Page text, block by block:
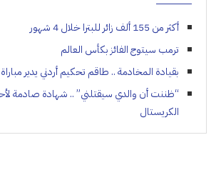
أكثر من 155 ألف زائر للبترا خلال 4 شهور
ترمب سيتوج الفائز بكأس العالم
بقيادة المخادمة .. طاقم تحكيم أردني يدير
“ظننت أن والدي سيقتلني” .. شهادة صادمة
الكريستال